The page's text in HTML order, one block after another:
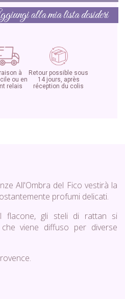
alla mia lista desideri
à
ou en
relais
Retour possible sous
14 jours, après
réception du colis
All'Ombra del Fico vestirà la
profumi delicati.
flacone, gli steli di rattan si
viene diffuso per diverse